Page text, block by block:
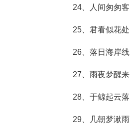
24、人间匆匆客
25、君看似花处
26、落日海岸线
27、雨夜梦醒来
28、于鲸起云落
29、几朝梦湫雨